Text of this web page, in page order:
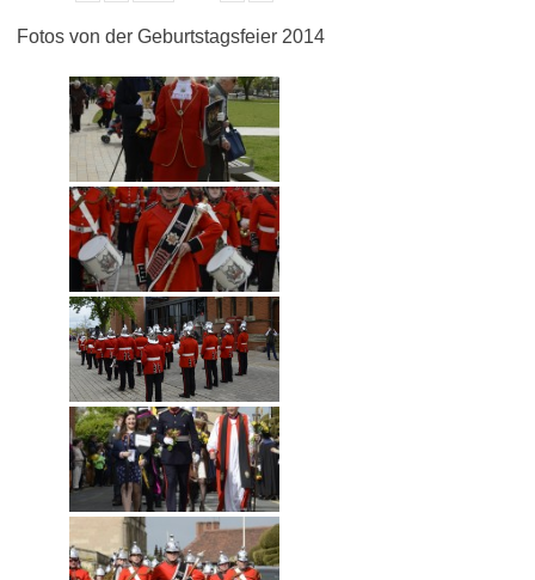
Fotos von der Geburtstagsfeier 2014